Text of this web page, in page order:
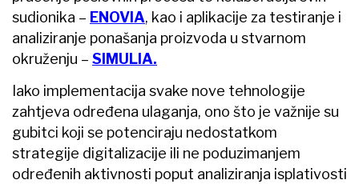
sudionika – ENOVIA, kao i aplikacije za testiranje i
analiziranje ponašanja proizvoda u stvarnom
okruženju – SIMULIA.
Iako implementacija svake nove tehnologije
zahtjeva određena ulaganja, ono što je važnije su
gubitci koji se potenciraju nedostatkom
strategije digitalizacije ili ne poduzimanjem
određenih aktivnosti poput analiziranja isplativosti